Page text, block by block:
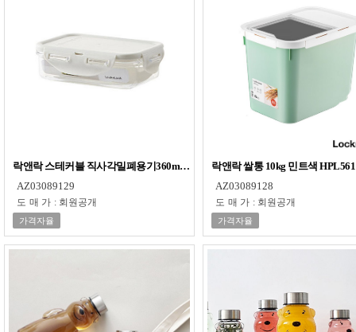
락앤락 스테커블 직사각밀폐용기360ml (LBF810)
AZ03089129
도매가 : 회원공개
가격자율
락앤락 쌀통 10kg 민트색 HPL561
AZ03089128
도매가 : 회원공개
가격자율